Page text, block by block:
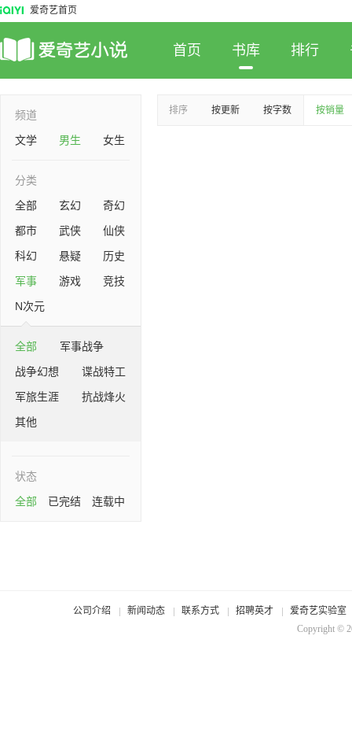
爱奇艺首页
首页 书库 排行
频道
文学
男生 女生
分类
全部
玄幻
奇幻
都市
武侠
仙侠
科幻
悬疑
历史
军事
游戏
竞技
N次元
全部
军事战争
战争幻想
谍战特工
军旅生涯
抗战烽火
其他
状态
全部
已完结 连载中
排序 按更新 按字数 按销量
公司介绍 新闻动态 联系方式 招聘英才
爱奇艺实验室
Copyright ©